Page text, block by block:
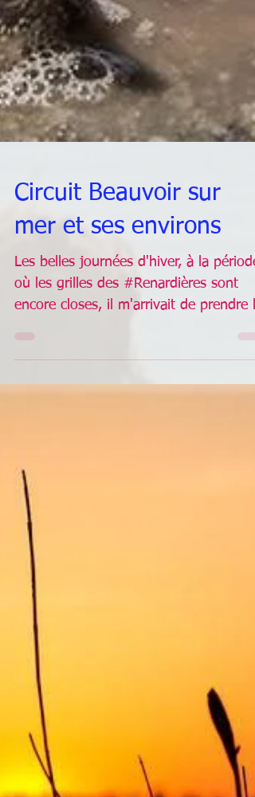
Circuit Beauvoir sur
mer et ses environs
Les belles journées d'hiver, à la période
où les grilles des #Renardières sont
encore closes, il m'arrivait de prendre la
voiture pour...